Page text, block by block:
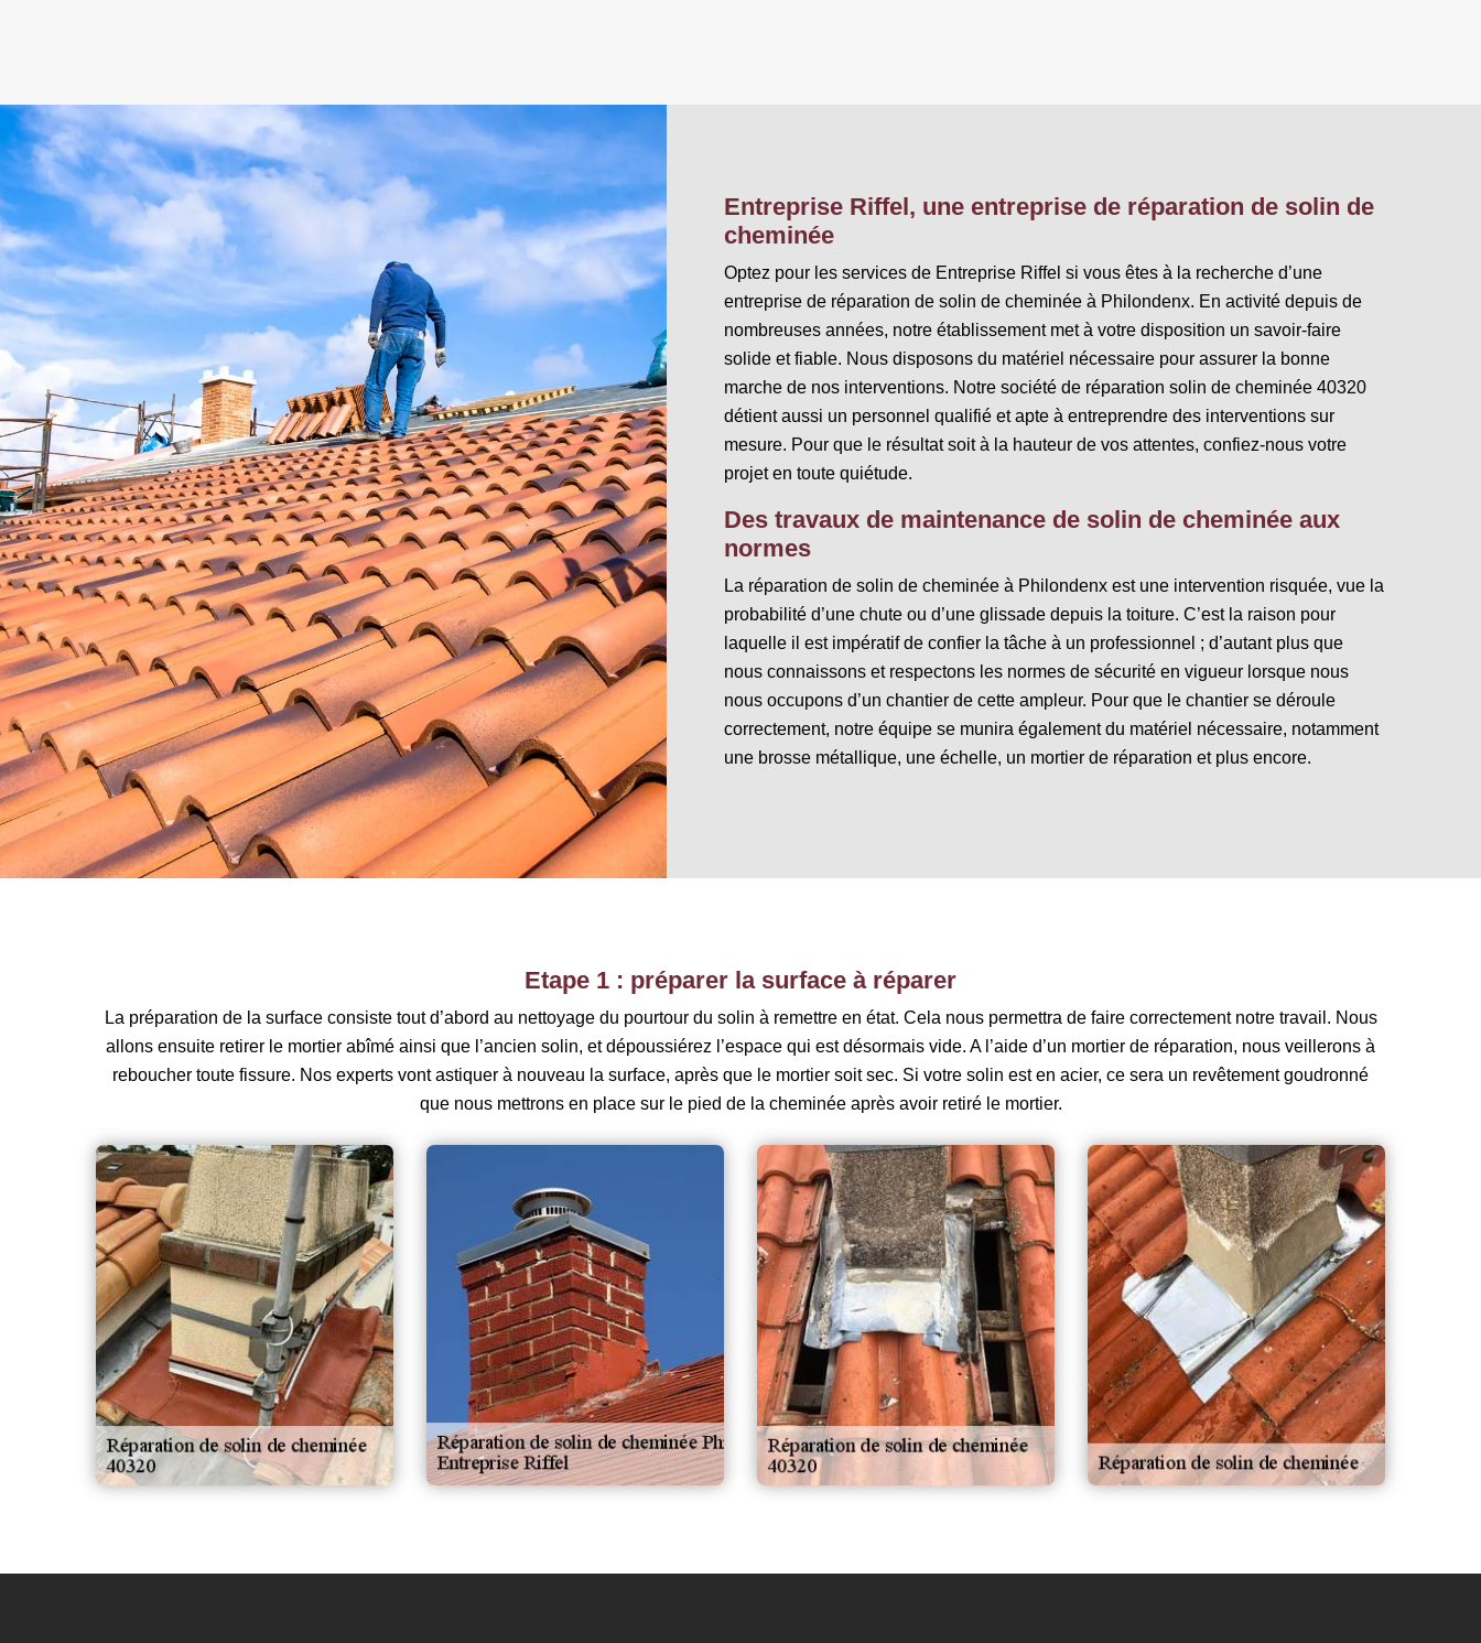
Entreprise Riffel, une entreprise de réparation de solin de
cheminée
Optez pour les services de Entreprise Riffel si vous êtes à la recherche d’une
entreprise de réparation de solin de cheminée à Philondenx. En activité depuis de
nombreuses années, notre établissement met à votre disposition un savoir-faire
solide et fiable. Nous disposons du matériel nécessaire pour assurer la bonne
marche de nos interventions. Notre société de réparation solin de cheminée 40320
détient aussi un personnel qualifié et apte à entreprendre des interventions sur
mesure. Pour que le résultat soit à la hauteur de vos attentes, confiez-nous votre
projet en toute quiétude.
Des travaux de maintenance de solin de cheminée aux
normes
La réparation de solin de cheminée à Philondenx est une intervention risquée, vue la
probabilité d’une chute ou d’une glissade depuis la toiture. C’est la raison pour
laquelle il est impératif de confier la tâche à un professionnel ; d’autant plus que
nous connaissons et respectons les normes de sécurité en vigueur lorsque nous
nous occupons d’un chantier de cette ampleur. Pour que le chantier se déroule
correctement, notre équipe se munira également du matériel nécessaire, notamment
une brosse métallique, une échelle, un mortier de réparation et plus encore.
Etape 1 : préparer la surface à réparer
La préparation de la surface consiste tout d’abord au nettoyage du pourtour du solin à remettre en état. Cela nous permettra de faire correctement notre travail. Nous
allons ensuite retirer le mortier abîmé ainsi que l’ancien solin, et dépoussiérez l’espace qui est désormais vide. A l’aide d’un mortier de réparation, nous veillerons à
reboucher toute fissure. Nos experts vont astiquer à nouveau la surface, après que le mortier soit sec. Si votre solin est en acier, ce sera un revêtement goudronné
que nous mettrons en place sur le pied de la cheminée après avoir retiré le mortier.